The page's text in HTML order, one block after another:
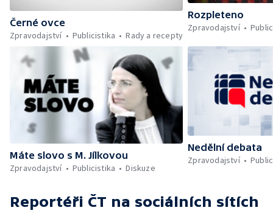
Černé ovce
Zpravodajství
Publicistika Rady a recepty
Rozpleteno
Zpravodajství
Máte slovo s M. Jílkovou
Zpravodajství
Publicistika Diskuze
Nedělní debata
Zpravodajství
Reportéři ČT na sociálních sítích